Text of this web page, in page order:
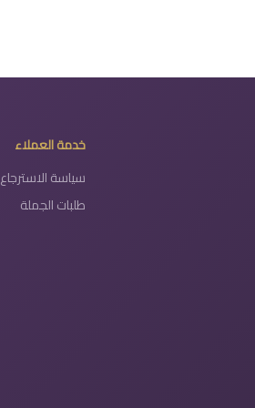
خدمة العملاء
سياسة الاسترجاع
طلبات الجملة